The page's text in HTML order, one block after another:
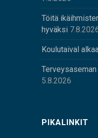
Töitä
hyväksi
Koulutaival
5.8.2026
PIKALINKIT